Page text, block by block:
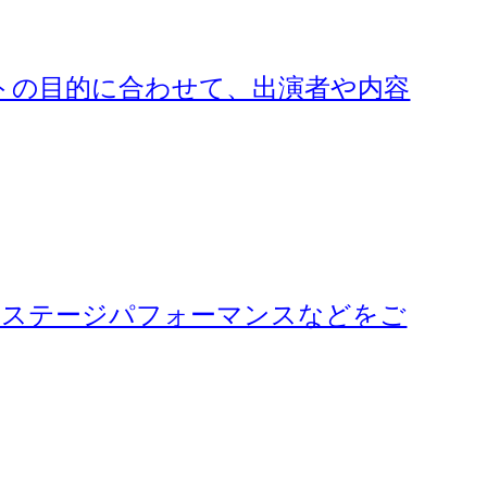
目的に合わせて、出演者や内容
テージパフォーマンスなどをご